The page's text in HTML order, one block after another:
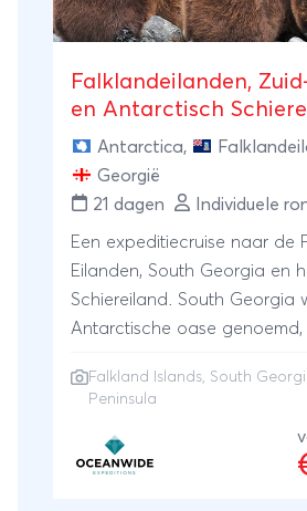
Falklandeilanden,
en Antarctisch
Antarctica,
Georgië
21 dagen
Individuele
Een expeditiecruise naar de
Eilanden, South Georgia en
Schiereiland. South Georgia
Antarctische oase genoemd,
zeezoogdieren die er
aan u voorstellen, samen met
aantallen pelsrobben en
Falkland Islands, South
Peninsula